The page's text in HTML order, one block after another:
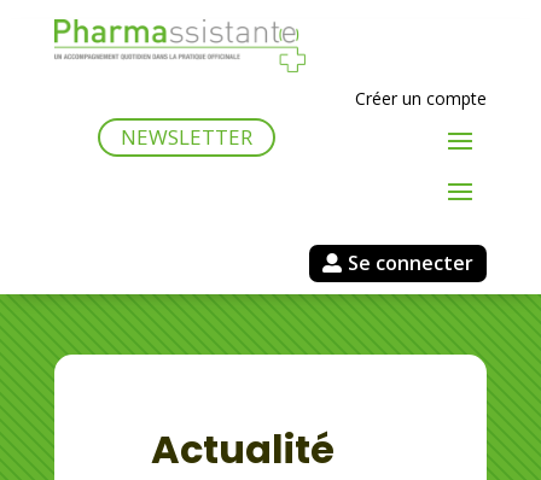
Créer un compte
NEWSLETTER
Se connecter
Actualité